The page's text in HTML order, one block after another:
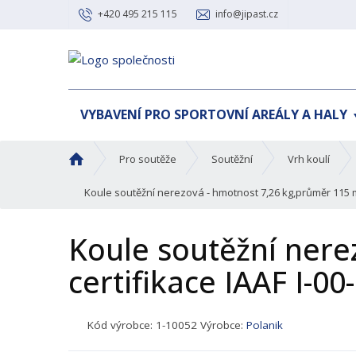
+420 495 215 115 info@jipast.cz
VYBAVENÍ PRO SPORTOVNÍ AREÁLY A HALY
o
í
s
t
r
n
a
Pro soutěže Soutěžní Vrh koulí
Koule soutěžní nerezová - hmotnost 7,26 kg,průměr 115
Koule soutěžní
certifikace IAAF I-
K
Kód výrobce: 1-10052 Výrobce:Polanik